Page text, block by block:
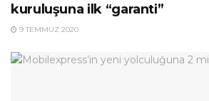
kuruluşuna ilk “garanti”
9 TEMMUZ 2020